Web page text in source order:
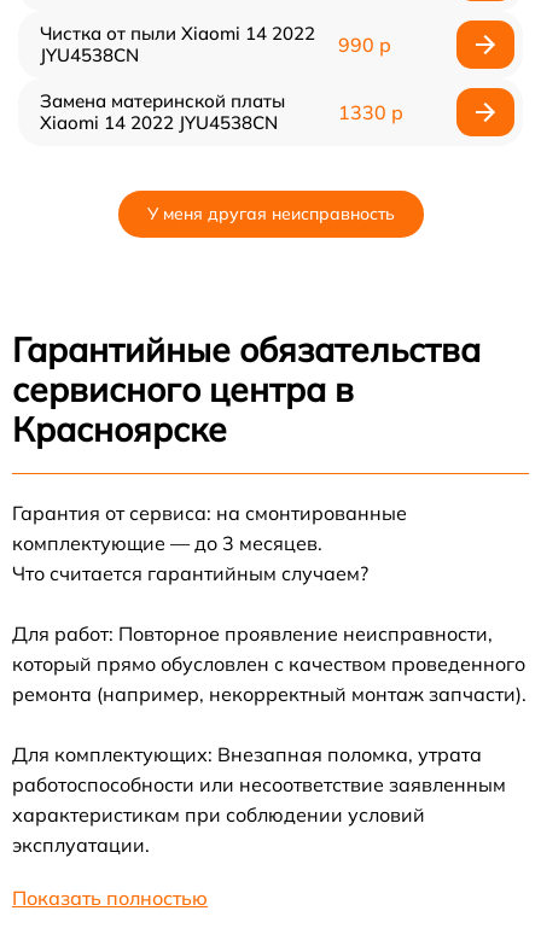
Чистка от пыли Xiaomi 14 2022
JYU4538CN
990 р
Замена материнской платы
Xiaomi 14 2022 JYU4538CN
1330 р
У меня другая неисправность
Гарантийные обязательства
сервисного центра в
Красноярске
Гарантия от сервиса: на смонтированные
комплектующие — до 3 месяцев.
Что считается гарантийным случаем?
Для работ: Повторное проявление неисправности,
который прямо обусловлен с качеством проведенного
ремонта (например, некорректный монтаж запчасти).
Для комплектующих: Внезапная поломка, утрата
работоспособности или несоответствие заявленным
характеристикам при соблюдении условий
эксплуатации.
Показать полностью